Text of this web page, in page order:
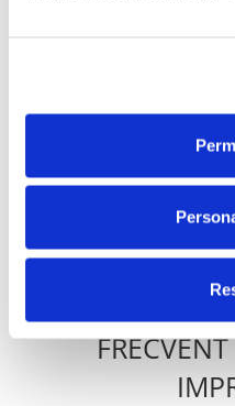
Ion Creangă - Fata Moșului
Cea Cuminte / Făt-Frumos,
Audio)